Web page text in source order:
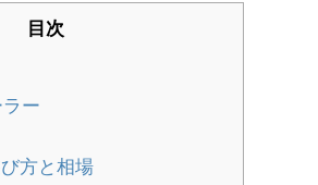
目次
ー
方と相場